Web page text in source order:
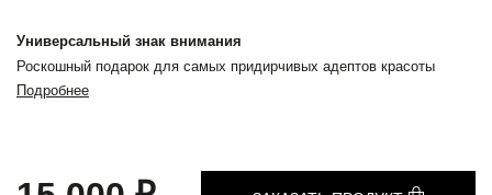
Универсальный знак внимания
Роскошный подарок для самых придирчивых адептов красоты
Подробнее